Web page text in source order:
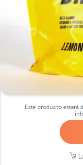
Este producto estará